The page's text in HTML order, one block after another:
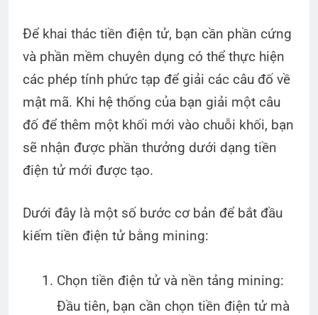
Để khai thác tiền điện tử, bạn cần phần cứng
và phần mềm chuyên dụng có thể thực hiện
các phép tính phức tạp để giải các câu đố về
mật mã. Khi hệ thống của bạn giải một câu
đố để thêm một khối mới vào chuỗi khối, bạn
sẽ nhận được phần thưởng dưới dạng tiền
điện tử mới được tạo.
Dưới đây là một số bước cơ bản để bắt đầu
kiếm tiền điện tử bằng mining:
Chọn tiền điện tử và nền tảng mining:
Đầu tiên, bạn cần chọn tiền điện tử mà